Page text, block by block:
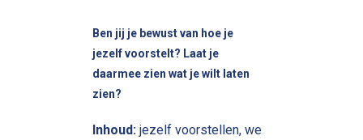
Ben jij je bewust van hoe je
jezelf voorstelt? Laat je
daarmee zien wat je wilt laten
zien?
Inhoud: jezelf voorstellen, we